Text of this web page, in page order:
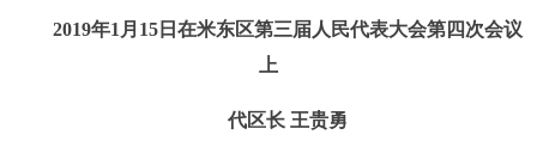
2019年1 月 15 日在米东区第三届人民代表大会第四次会议
上
代区长 王贵勇